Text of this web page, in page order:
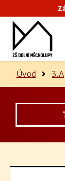
Úvod 3.A